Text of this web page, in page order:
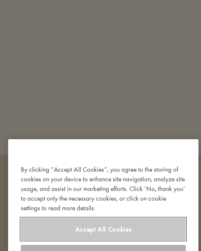
Om Den Gamle Fabrik
By clicking “Accept All Cookies”, you agree to the storing of
cookies on your device to enhance site navigation, analyze site
usage, and assist in our marketing efforts. Click ‘No, thank you’
to accept only the necessary cookies, or click on cookie
settings to read more details.
Accept All Cookies